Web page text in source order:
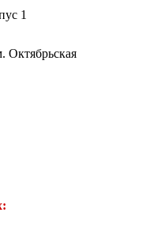
1
Октябрьская